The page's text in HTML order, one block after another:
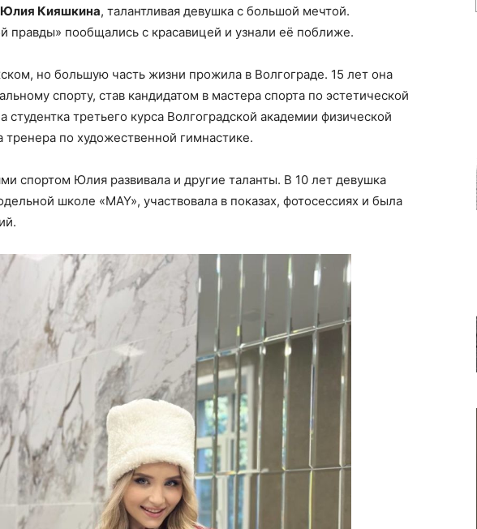
Юлия Кияшкина, талантливая девушка с большой мечтой.
правды» пообщались с красавицей и узнали её поближе.
но большую часть жизни прожила в Волгограде. 15 лет она
спорту, став кандидатом в мастера спорта по эстетической
студентка третьего курса Волгоградской академии физической
тренера по художественной гимнастике.
спортом Юлия развивала и другие таланты. В 10 лет девушка
школе «МAY», участвовала в показах, фотосессиях и была